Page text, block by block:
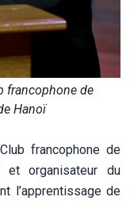
francophone de
Hanoï
francophone de
et organisateur du
l’apprentissage de